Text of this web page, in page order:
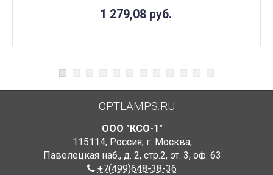
1 279,08 руб.
OPTLAMPS.RU
ООО "КСО-1"
115114, Россия, г. Москва,
Павелецкая наб., д. 2, стр.2, эт. 3, оф. 63
+7(499)648-38-36